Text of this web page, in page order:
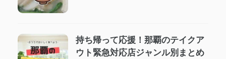
持ち帰って応援！那覇のテイクア
ウト緊急対応店ジャンル別まとめ